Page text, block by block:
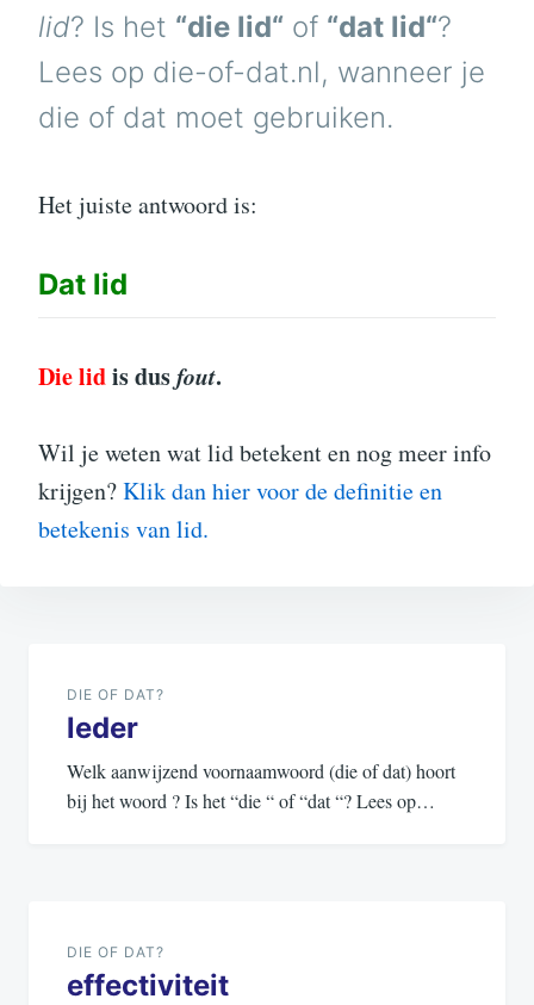
lid? Is het “die lid“ of “dat lid“?
Lees op die-of-dat.nl, wanneer je
die of dat moet gebruiken.
Het juiste antwoord is:
Dat lid
Die lidis dusfout.
Wil je weten wat lid betekent en nog meer info
krijgen?Klik dan hier voor de definitie en
betekenis van lid.
navigatie
DIE OF DAT?
leder
Welk aanwijzend voornaamwoord (die of dat) hoort
bij het woord ? Is het “die “ of “dat “? Lees op…
DIE OF DAT?
effectiviteit